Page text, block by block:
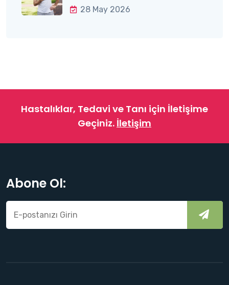
28 May 2026
Hastalıklar, Tedavi ve Tanı için İletişime
Geçiniz. İletişim
Abone Ol: